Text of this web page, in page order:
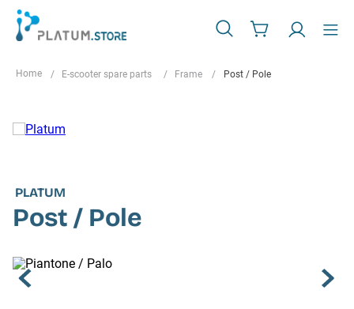
E-scooter spare parts Frame Post / Pole
PLATUM
Post / Pole